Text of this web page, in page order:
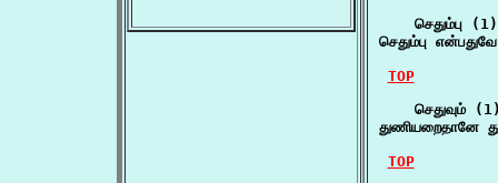
    செதும்பு (1)
செதும்பு
TOP
செதுவும்
துணியறைதானே
TOP